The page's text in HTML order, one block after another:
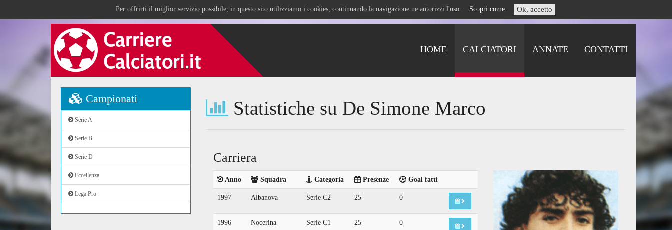
Per offrirti il miglior servizio possibile, in questo sito utilizziamo i cookies, continuando la navigazione ne autorizzi l'uso. Scopri come Ok, accetto
HOME CALCIATORI ANNATE CONTATTI
Campionati
Serie A
Serie B
Serie D
Eccellenza
Lega Pro
Statistiche su De Simone Marco
Carriera
Anno Squadra Categoria Presenze Goal fatti
1997 Albanova Serie C2 25 0
1996 Nocerina Serie C1 25 0